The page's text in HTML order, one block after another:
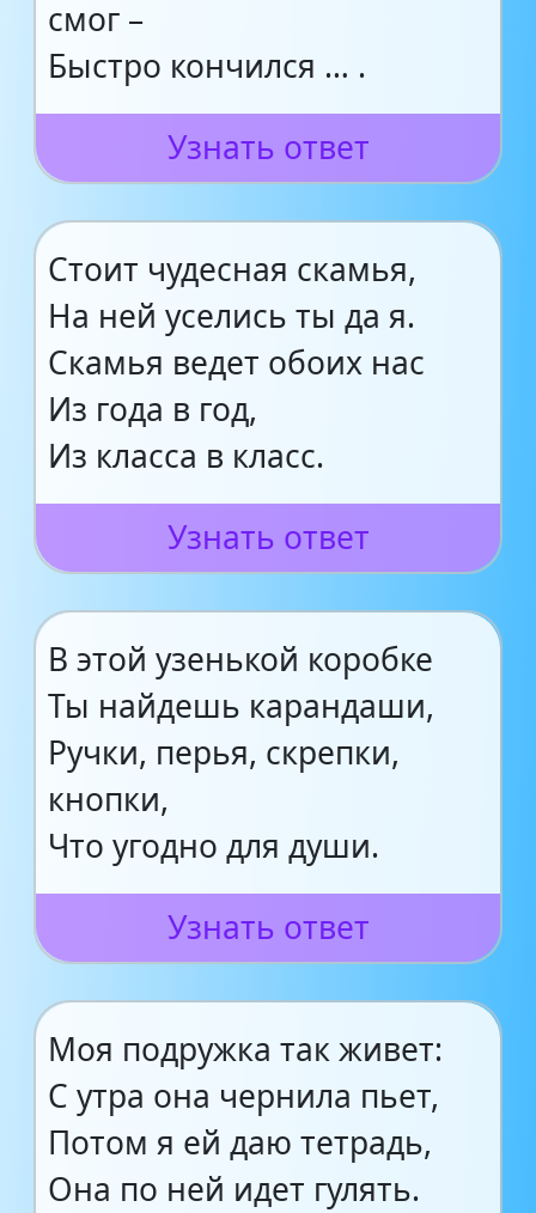
смог –
Быстро кончился … .
Узнать ответ
Стоит чудесная скамья,
На ней уселись ты да я.
Скамья ведет обоих нас
Из года в год,
Из класса в класс.
Узнать ответ
В этой узенькой коробке
Ты найдешь карандаши,
Ручки, перья, скрепки,
кнопки,
Что угодно для души.
Узнать ответ
Моя подружка так живет:
С утра она чернила пьет,
Потом я ей даю тетрадь,
Она по ней идет гулять.